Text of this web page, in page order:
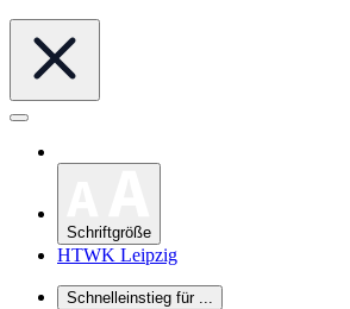
Schriftgröße
HTWK Leipzig
Schnelleinstieg für ...